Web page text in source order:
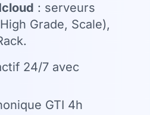
: serveurs
Grade, Scale),
24/7 avec
GTI 4h